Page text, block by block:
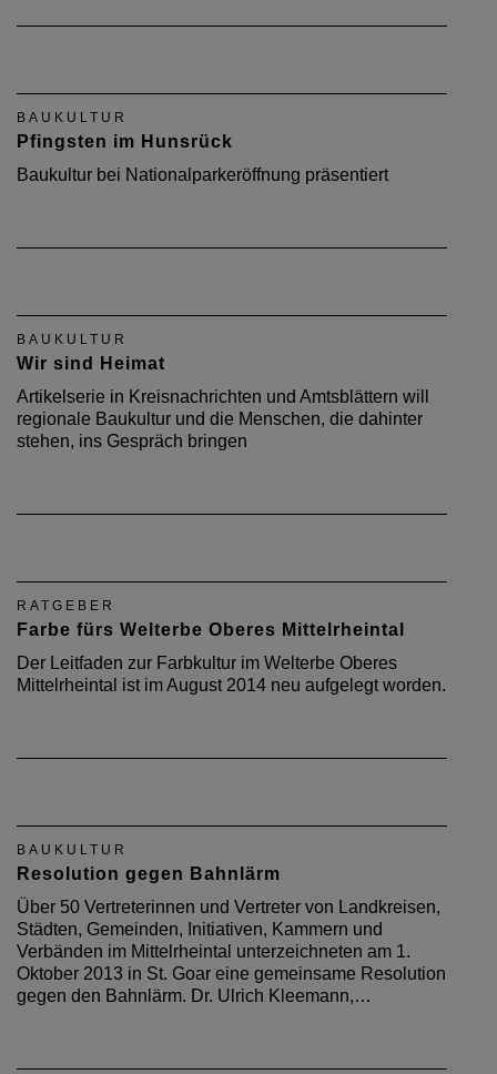
BAUKULTUR
Pfingsten im Hunsrück
Baukultur bei Nationalparkeröffnung präsentiert
BAUKULTUR
Wir sind Heimat
Artikelserie in Kreisnachrichten und Amtsblättern will
regionale Baukultur und die Menschen, die dahinter
stehen, ins Gespräch bringen
RATGEBER
Farbe fürs Welterbe Oberes Mittelrheintal
Der Leitfaden zur Farbkultur im Welterbe Oberes
Mittelrheintal ist im August 2014 neu aufgelegt worden.
BAUKULTUR
Resolution gegen Bahnlärm
Über 50 Vertreterinnen und Vertreter von Landkreisen,
Städten, Gemeinden, Initiativen, Kammern und
Verbänden im Mittelrheintal unterzeichneten am 1.
Oktober 2013 in St. Goar eine gemein­same Resolution
gegen den Bahnlärm. Dr. Ulrich Kleemann,…